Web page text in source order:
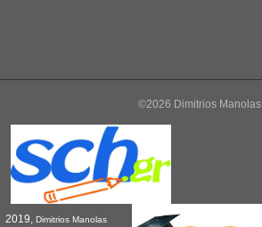
©2026 Dimitrios Manolas
2019, Dimitrios Manolas